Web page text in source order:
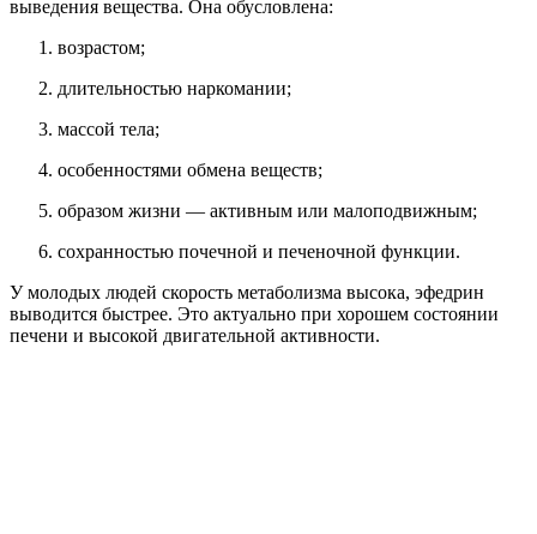
выведения вещества. Она обусловлена:
возрастом;
длительностью наркомании;
массой тела;
особенностями обмена веществ;
образом жизни — активным или малоподвижным;
сохранностью почечной и печеночной функции.
У молодых людей скорость метаболизма высока, эфедрин
выводится быстрее. Это актуально при хорошем состоянии
печени и высокой двигательной активности.